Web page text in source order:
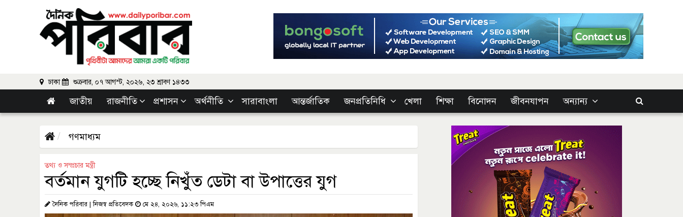
ঢাকা শুক্রবার, ০৭ আগস্ট, ২০২৬, ২৩ শ্রাবণ ১৪৩৩
জাতীয় রাজনীতি প্রশাসন অর্থনীতি সারাবাংলা আন্তর্জাতিক জনপ্রতিনিধি খেলা শিক্ষা বিনোদন জীবনযাপন অন্যান্য
গণমাধ্যম
তথ্য ও সম্প্রচার মন্ত্রী
বর্তমান যুগটি হচ্ছে নিখুঁত ডেটা বা উপাত্তের যুগ
দৈনিক পরিবার | নিজস্ব প্রতিবেদক মে ২৪, ২০২৬, ১১:২৩ পিএম